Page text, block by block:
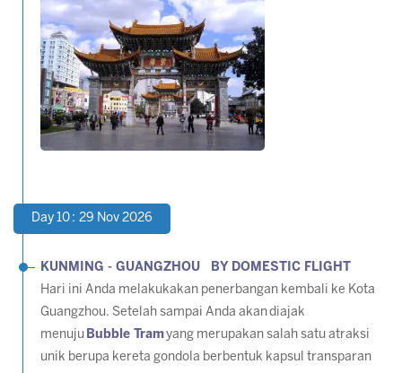
Day 10 : 29 Nov 2026
KUNMING - GUANGZHOU BY DOMESTIC FLIGHT
Hari ini Anda melakukakan penerbangan kembali ke Kota
Guangzhou. Setelah sampai Anda akan diajak
menuju Bubble Tramyang merupakan salah satu atraksi
unik berupa kereta gondola berbentuk kapsul transparan